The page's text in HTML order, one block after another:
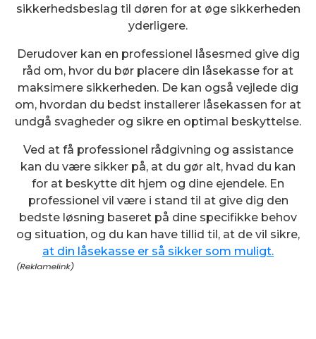
sikkerhedsbeslag til døren for at øge sikkerheden
yderligere.
Derudover kan en professionel låsesmed give dig
råd om, hvor du bør placere din låsekasse for at
maksimere sikkerheden. De kan også vejlede dig
om, hvordan du bedst installerer låsekassen for at
undgå svagheder og sikre en optimal beskyttelse.
Ved at få professionel rådgivning og assistance
kan du være sikker på, at du gør alt, hvad du kan
for at beskytte dit hjem og dine ejendele. En
professionel vil være i stand til at give dig den
bedste løsning baseret på dine specifikke behov
og situation, og du kan have tillid til, at de vil sikre,
at din låsekasse er så sikker som muligt.